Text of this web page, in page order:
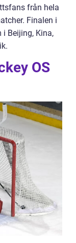
från hela
Finalen i
i Beijing, Kina,
OS